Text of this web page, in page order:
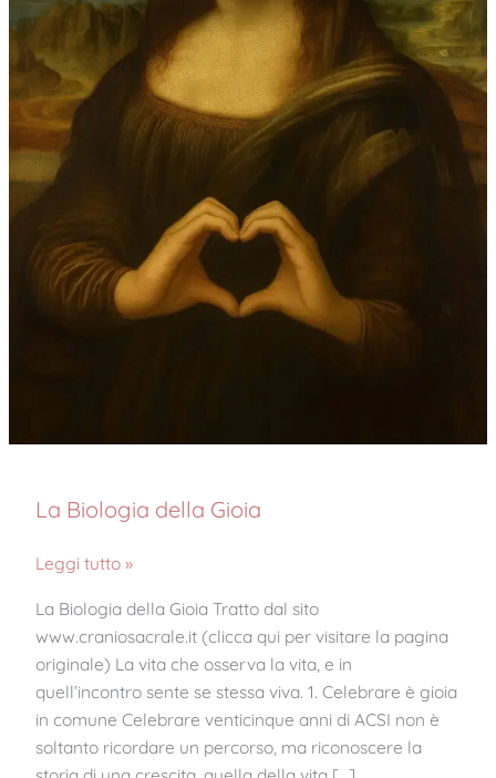
La Biologia della Gioia
Leggi tutto »
La Biologia della Gioia Tratto dal sito
www.craniosacrale.it (clicca qui per visitare la pagina
originale) La vita che osserva la vita, e in
quell’incontro sente se stessa viva. 1. Celebrare è gioia
in comune Celebrare venticinque anni di ACSI non è
soltanto ricordare un percorso, ma riconoscere la